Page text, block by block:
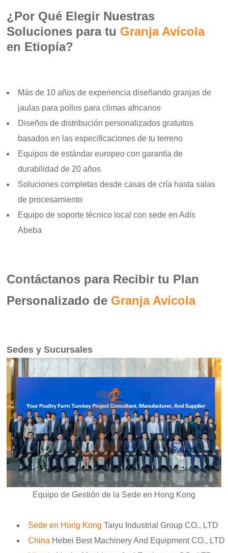
¿Por Qué Elegir Nuestras
Soluciones para tu Granja Avícola
en Etiopía?
Más de 10 años de experiencia diseñando granjas de
jaulas para pollos para climas africanos
Diseños de distribución personalizados gratuitos
basados en las especificaciones de tu terreno
Equipos de estándar europeo con garantía de
durabilidad de 20 años
Soluciones completas desde casas de cría hasta salas
de procesamiento
Equipo de soporte técnico local con sede en Adís
Abeba
Contáctanos para Recibir tu Plan
Personalizado de Granja Avícola
Sedes y Sucursales
Equipo de Gestión de la Sede en Hong Kong
Sede en Hong Kong Taiyu Industrial Group CO., LTD
China Hebei Best Machinery And Equipment CO., LTD